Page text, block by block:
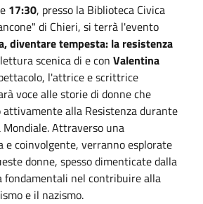
17:30, presso la Biblioteca Civica
di Chieri, si terrà l'evento
diventare tempesta: la resistenza
scenica di e con Valentina
l'attrice e scrittrice
voce alle storie di donne che
alla Resistenza durante
Mondiale.Attraverso una
e coinvolgente, verranno esplorate
donne, spesso dimenticate dalla
fondamentali nel contribuire alla
e il nazismo.